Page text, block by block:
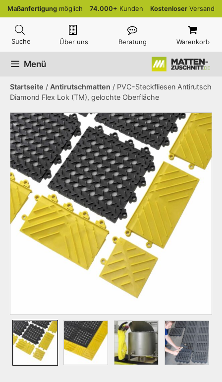
Zum
Inhalt
springen
Maßanfertigung möglich 74.000+ Kunden Kostenloser Versand
Über uns Beratung Warenkorb
Menü
Startseite / Antirutschmatten / PVC-Steckfliesen Antirutsch
Diamond Flex Lok (TM), gelochte Oberfläche